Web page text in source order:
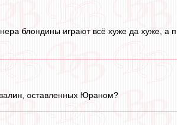
блондины играют всё хуже да хуже,
оставленных Юраном?